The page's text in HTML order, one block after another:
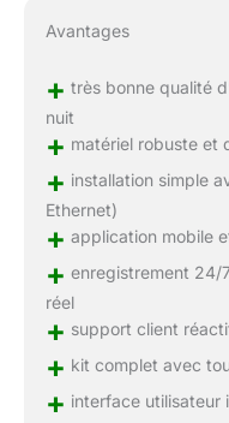
Avantages
+ très bonne qualité
nuit
+ matériel robuste et
+ installation simple
Ethernet)
+ application mobile
+ enregistrement 24/
réel
+ support client
+ kit complet avec
+ interface utilisateur